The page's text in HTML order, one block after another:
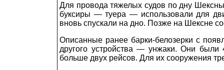
Для провода тяжелых судов по дну
буксиры — туера — использовали для
вновь спускали на дно. Позже на Шексне
Описанные ранее барки-белозерки с
другого устройства — унжаки. Они
больше двух рейсов. Для их сооружения